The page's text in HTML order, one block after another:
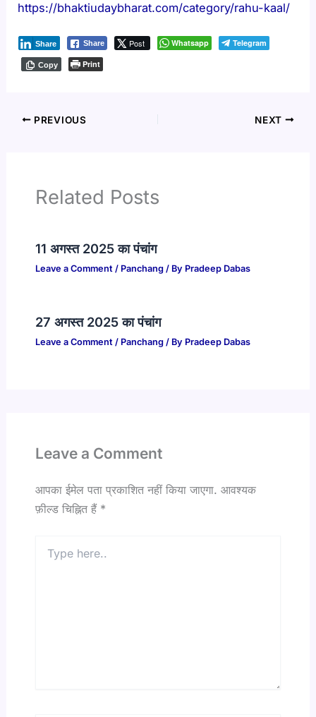
https://bhaktiudaybharat.com/category/rahu-kaal/
Share Post
Share Whatsapp Telegram
Copy Print
PREVIOUS NEXT
Related Posts
11 अगस्त 2025 का पंचांग
Leave a Comment / Panchang/ By Pradeep Dabas
27 अगस्त 2025 का पंचांग
Leave a Comment / Panchang/ By Pradeep Dabas
Leave a Comment
आपका ईमेल पता प्रकाशित नहीं किया जाएगा. आवश्यक
फ़ील्ड चिह्नित हैं *
here..